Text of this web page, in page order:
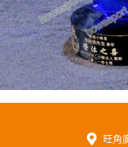
旺角